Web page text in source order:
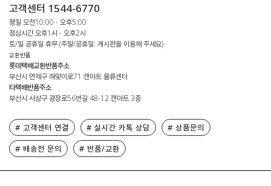
고객센터 1544-6770
평일 오전10:00 - 오후5:00
점심시간 오후1시 - 오후2시
토/일 공휴일 휴무 (주말/공휴일: 게시판을 이용해 주세요)
교환반품
롯데택배교환반품주소
부산시 연제구 해맞이로71 캔마트 물류센터
타택배반품주소
부산시 사상구 광장로56번길 48-12 캔마트 3층
# 고객센터 연결 # 실시간 카톡 상담
# 상품문의
# 배송전 문의
# 반품/교환